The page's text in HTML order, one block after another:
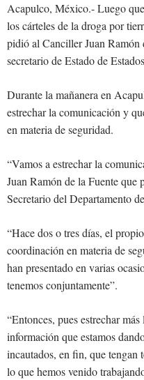
Acapulco, México.- Luego
los cárteles de la droga por
pidió al Canciller Juan Ramón
secretario de Estado de
Durante la mañanera en
estrechar la comunicación y
en materia de seguridad.
“Vamos a estrechar la
Juan Ramón de la Fuente que
Secretario del Departamento
“Hace dos o tres días, el
coordinación en materia de
han presentado en varias
tenemos conjuntamente”.
“Entonces, pues estrechar
información que estamos
incautados, en fin, que
lo que hemos venido